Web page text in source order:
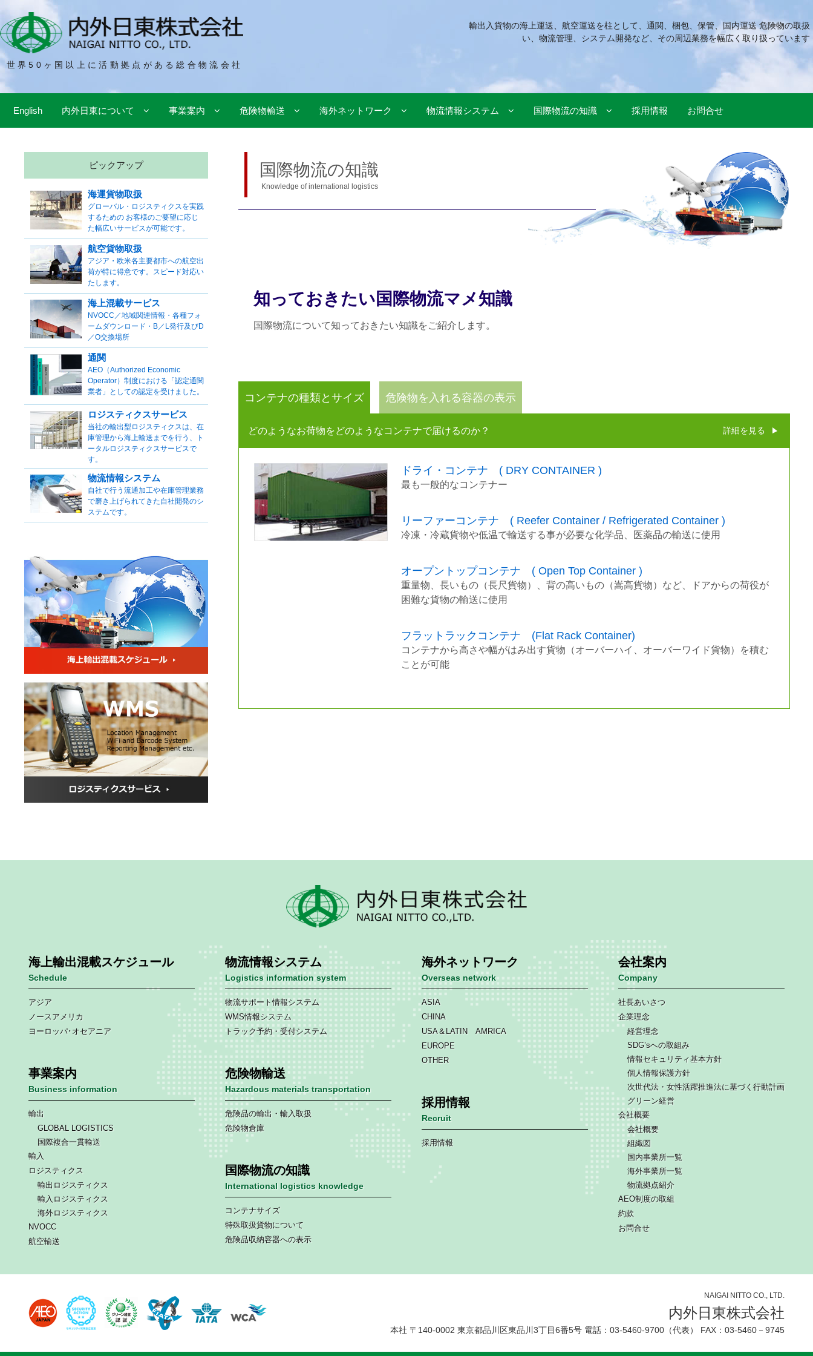
世界50ヶ国以上に活動拠点がある総合物流会社
輸出入貨物の海上運送、航空運送を柱として、通関、梱包、保管、国内運送 危険物の取扱
い、物流管理、システム開発など、その周辺業務を幅広く取り扱っています
English 内外日東について 事業案内 危険物輸送 海外ネットワーク 物流情報システム 国際物流の知識 採用情報 お問合せ
国際物流の知識
Knowledge of international logistics
知っておきたい国際物流マメ知識
国際物流について知っておきたい知識をご紹介します。
コンテナの種類とサイズ 危険物を入れる容器の表示
どのようなお荷物をどのようなコンテナで届けるのか？ 詳細を見る
ドライ・コンテナ ( DRY CONTAINER )
最も一般的なコンテナー
リーファーコンテナ ( Reefer Container / Refrigerated Container )
冷凍・冷蔵貨物や低温で輸送する事が必要な化学品、医薬品の輸送に使用
オープントップコンテナ ( Open Top Container )
重量物、長いもの（長尺貨物）、背の高いもの（嵩高貨物）など、ドアからの荷役が
困難な貨物の輸送に使用
フラットラックコンテナ (Flat Rack Container)
コンテナから高さや幅がはみ出す貨物（オーバーハイ、オーバーワイド貨物）を積む
ことが可能
ピックアップ
海運貨物取扱
グローバル・ロジスティクスを実践
するための お客様のご要望に応じ
た幅広いサービスが可能です。
航空貨物取扱
アジア・欧米各主要都市への航空出
荷が特に得意です。スピード対応い
たします。
海上混載サービス
NVOCC／地域関連情報・各種フォ
ームダウンロード・B／L発行及びD
／O交換場所
通関
AEO（Authorized Economic
Operator）制度における「認定通関
業者」としての認定を受けました。
ロジスティクスサービス
当社の輸出型ロジスティクスは、在
庫管理から海上輸送までを行う、ト
ータルロジスティクスサービスで
す。
物流情報システム
自社で行う流通加工や在庫管理業務
で磨き上げられてきた自社開発のシ
ステムです。
海上輸出混載スケジュール
Schedule
アジア
ノースアメリカ
ヨーロッパ･オセアニア
事業案内
Business information
輸出
GLOBAL LOGISTICS
国際複合一貫輸送
輸入
ロジスティクス
輸出ロジスティクス
輸入ロジスティクス
海外ロジスティクス
NVOCC
航空輸送
物流情報システム
Logistics information system
物流サポート情報システム
WMS情報システム
トラック予約・受付システム
危険物輸送
Hazardous materials transportation
危険品の輸出・輸入取扱
危険物倉庫
国際物流の知識
International logistics knowledge
コンテナサイズ
特殊取扱貨物について
危険品収納容器への表示
海外ネットワーク
Overseas network
ASIA
CHINA
USA＆LATIN AMRICA
EUROPE
OTHER
採用情報
Recruit
採用情報
会社案内
Company
社長あいさつ
企業理念
経営理念
SDG’sへの取組み
情報セキュリティ基本方針
個人情報保護方針
次世代法・女性活躍推進法に基づく行動計画
グリーン経営
会社概要
会社概要
組織図
国内事業所一覧
海外事業所一覧
物流拠点紹介
AEO制度の取組
約款
お問合せ
NAIGAI NITTO CO., LTD.
内外日東株式会社
本社 〒140-0002 東京都品川区東品川3丁目6番5号 電話：03-5460-9700（代表） FAX：03-5460－9745